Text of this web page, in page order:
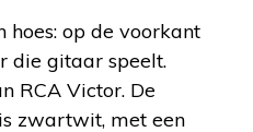
hoes: op de voorkant
die gitaar speelt.
RCA Victor. De
zwartwit, met een